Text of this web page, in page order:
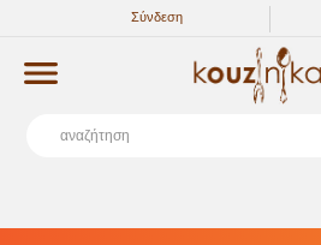
Σύνδεση